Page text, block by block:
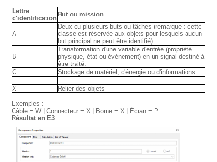
Lettre
d'identification
But ou mission
A
Deux ou plusieurs buts ou tâches (remarque : cette
classe est réservée aux objets pour lesquels aucun
but principal ne peut être identifié)
B
Transformation d'une variable d'entrée (propriété
physique, état ou événement) en un signal destiné à
être traité.
C
Stockage de matériel, d'énergie ou d'informations
X
Relier des objets
Exemples :
Câble = W | Connecteur = X | Borne = X | Écran = P
Résultat en E3